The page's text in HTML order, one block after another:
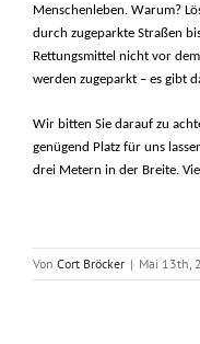
Menschenleben. Warum?
durch zugeparkte Straßen
Rettungsmittel nicht vor
werden zugeparkt – es gibt
Wir bitten Sie darauf zu
genügend Platz für uns
drei Metern in der Breite.
Von Cort Bröcker | Mai 13th,